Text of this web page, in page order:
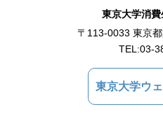
東京大学消
〒113-0033 東京
TEL:03-
東京大学ウ